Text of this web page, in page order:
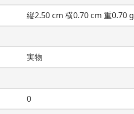
縦2.50 cm 横0.70 cm 重0.70 g
実物
0